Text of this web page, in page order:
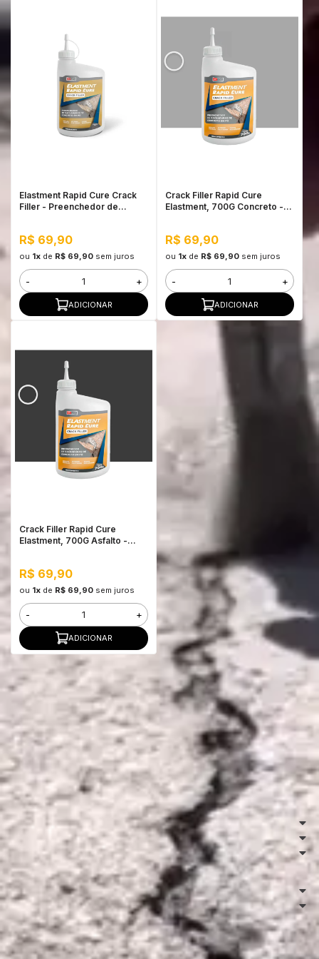
Elastment Rapid Cure Crack
Filler - Preenchedor de
R$ 69,90
ou 1xde R$ 69,90 sem juros
- +
ADICIONAR
Crack Filler Rapid Cure
Elastment, 700G Concreto -
R$ 69,90
ou 1xde R$ 69,90 sem juros
- +
ADICIONAR
Crack Filler Rapid Cure
Elastment, 700G Asfalto -
R$ 69,90
ou 1xde R$ 69,90 sem juros
- +
ADICIONAR
Atendimento
(11) 4067-8086
(11) 91590-2455
comercial@escutaoveio.com
Segunda - Sexta: 08:00 ~ 17:30
Institucional
Ajuda e Suporte
Redes Sociais
Envio
Formas de Pagamento